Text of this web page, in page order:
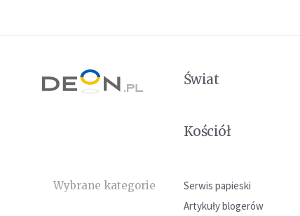
Świat
Kościół
Wybrane kategorie Serwis papieski
Artykuły blogerów